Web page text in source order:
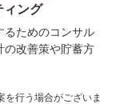
ィング
るためのコンサル
の改善策や貯蓄方
行う場合がございま